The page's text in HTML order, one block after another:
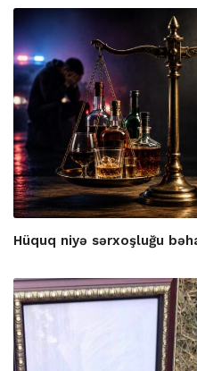
Hüquq niyə sərxoşluğu